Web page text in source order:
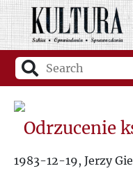
Odrzucenie
1983-12-19, Jerzy